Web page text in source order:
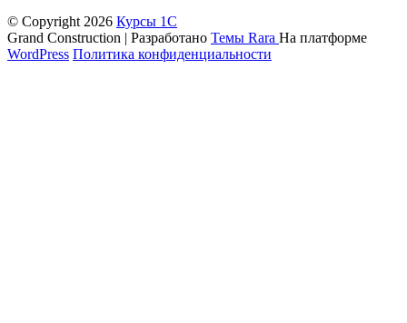
© Copyright 2026 Курсы 1С
Grand Construction | Разработано Темы Rara На платформе
WordPress Политика конфиденциальности